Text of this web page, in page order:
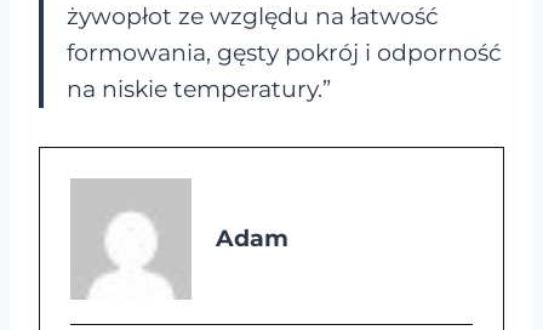
żywopłot ze względu na łatwość
formowania, gęsty pokrój i odporność
na niskie temperatury.”
Adam